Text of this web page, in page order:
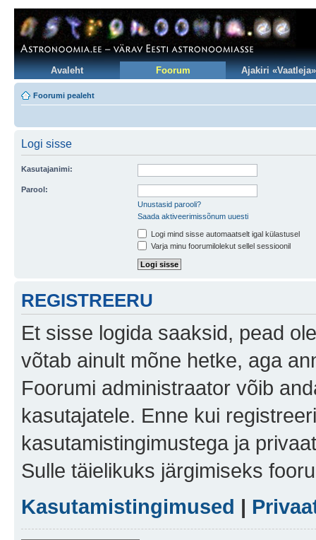
Avaleht Foorum Ajakiri «Vaatleja»
Foorumi pealeht
Logi sisse
Kasutajanimi:
Parool:
Unustasid parooli?
Saada aktiveerimissõnum uuesti
Logi mind sisse automaatselt igal külastusel
Varja minu foorumilolekut sellel sessioonil
REGISTREERU
Et sisse logida saaksid, pead
võtab ainult mõne hetke, aga
Foorumi administraator võib
kasutajatele. Enne kui
kasutamistingimustega ja
Sulle täielikuks järgimiseks
Kasutamistingimused |